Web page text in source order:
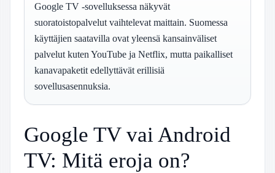
Google TV -sovelluksessa näkyvät
suoratoistopalvelut vaihtelevat maittain. Suomessa
käyttäjien saatavilla ovat yleensä kansainväliset
palvelut kuten YouTube ja Netflix, mutta paikalliset
kanavapaketit edellyttävät erillisiä
sovellusasennuksia.
Google TV vai Android
TV: Mitä eroja on?